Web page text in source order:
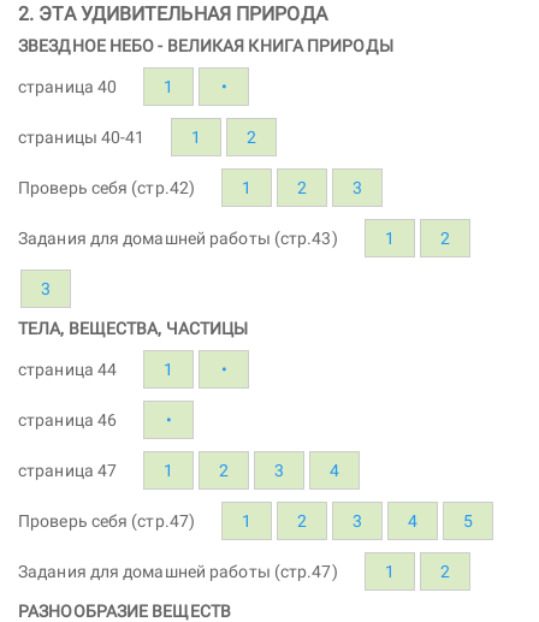
2. ЭТА УДИВИТЕЛЬНАЯ ПРИРОДА
ЗВЕЗДНОЕ НЕБО - ВЕЛИКАЯ КНИГА ПРИРОДЫ
страница 40 1 •
страницы 40-41 1 2
Проверь себя (стр.42) 1 2 3
Задания для домашней работы (стр.43) 1 2
3
ТЕЛА, ВЕЩЕСТВА, ЧАСТИЦЫ
страница 44 1 •
страница 46 •
страница 47 1 2 3 4
Проверь себя (стр.47) 1 2 3 4 5
Задания для домашней работы (стр.47) 1 2
РАЗНООБРАЗИЕ ВЕЩЕСТВ